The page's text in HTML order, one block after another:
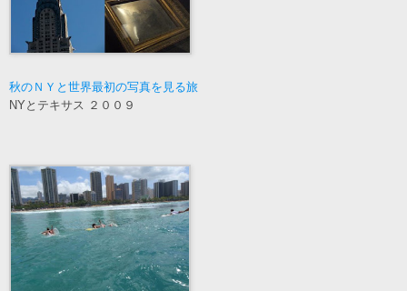
秋のＮＹと世界最初の写真を見る旅
NYとテキサス ２００９